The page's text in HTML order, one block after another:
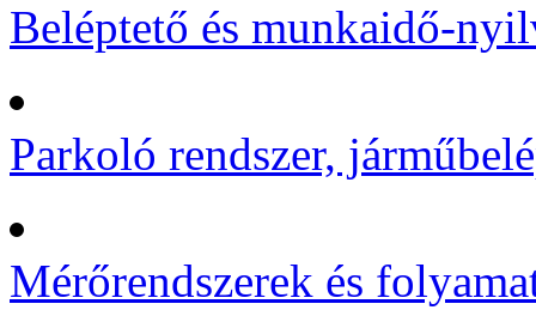
Beléptető és munkaidő-
Parkoló rendszer,
Mérőrendszerek és